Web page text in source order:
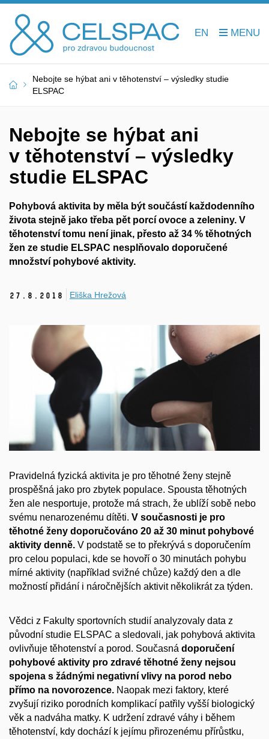
EN
Nebojte se hýbat ani v těhotenství – výsledky studie
ELSPAC
Nebojte se hýbat ani
v těhotenství – výsledky
studie ELSPAC
Pohybová aktivita by měla být součástí každodenního
života stejně jako třeba pět porcí ovoce a zeleniny. V
těhotenství tomu není jinak, přesto až 34 % těhotných
žen ze studie ELSPAC nesplňovalo doporučené
množství pohybové aktivity.
27. 8. 2018 Eliška Hrežová
Pravidelná fyzická aktivita je pro těhotné ženy stejně
prospěšná jako pro zbytek populace. Spousta těhotných
žen ale nesportuje, protože má strach, že ublíží sobě nebo
svému nenarozenému dítěti. V současnosti je pro
těhotné ženy doporučováno 20 až 30 minut pohybové
aktivity denně. V podstatě se to překrývá s doporučením
pro celou populaci, kde se hovoří o 30 minutách pohybu
mírné aktivity (například svižné chůze) každý den a dle
možností přidání i náročnějších aktivit několikrát za týden.
Vědci z Fakulty sportovních studií analyzovaly data z
původní studie ELSPAC a sledovali, jak pohybová aktivita
ovlivňuje těhotenství a porod. Současná doporučení
pohybové aktivity pro zdravé těhotné ženy nejsou
spojena s žádnými negativní vlivy na porod nebo
přímo na novorozence. Naopak mezi faktory, které
zvyšují riziko porodních komplikací patřily vyšší biologický
věk a nadváha matky. K udržení zdravé váhy i během
těhotenství, kdy dochází k jejímu přirozenému přírůstku,